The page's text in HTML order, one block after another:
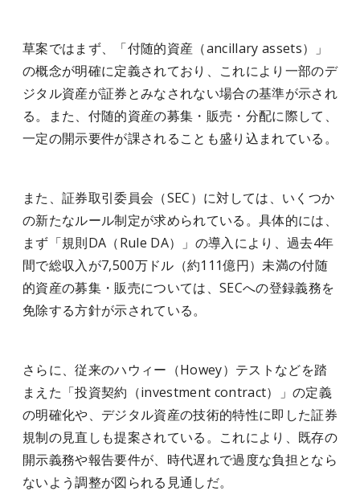
草案ではまず、「付随的資産（ancillary assets）」
の概念が明確に定義されており、これにより一部のデ
ジタル資産が証券とみなされない場合の基準が示され
る。また、付随的資産の募集・販売・分配に際して、
一定の開示要件が課されることも盛り込まれている。
また、証券取引委員会（SEC）に対しては、いくつか
の新たなルール制定が求められている。具体的には、
まず「規則DA（Rule DA）」の導入により、過去4年
間で総収入が7,500万ドル（約111億円）未満の付随
的資産の募集・販売については、SECへの登録義務を
免除する方針が示されている。
さらに、従来のハウィー（Howey）テストなどを踏
まえた「投資契約（investment contract）」の定義
の明確化や、デジタル資産の技術的特性に即した証券
規制の見直しも提案されている。これにより、既存の
開示義務や報告要件が、時代遅れで過度な負担となら
ないよう調整が図られる見通しだ。